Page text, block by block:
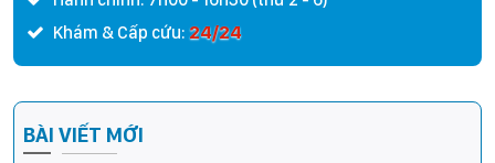
Khám & Cấp cứu: 24/24
BÀI VIẾT MỚI